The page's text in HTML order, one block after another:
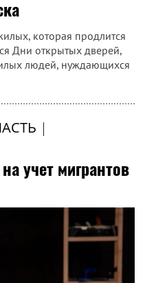
которая продлится
Дни открытых дверей,
людей, нуждающихся
|
учет мигрантов